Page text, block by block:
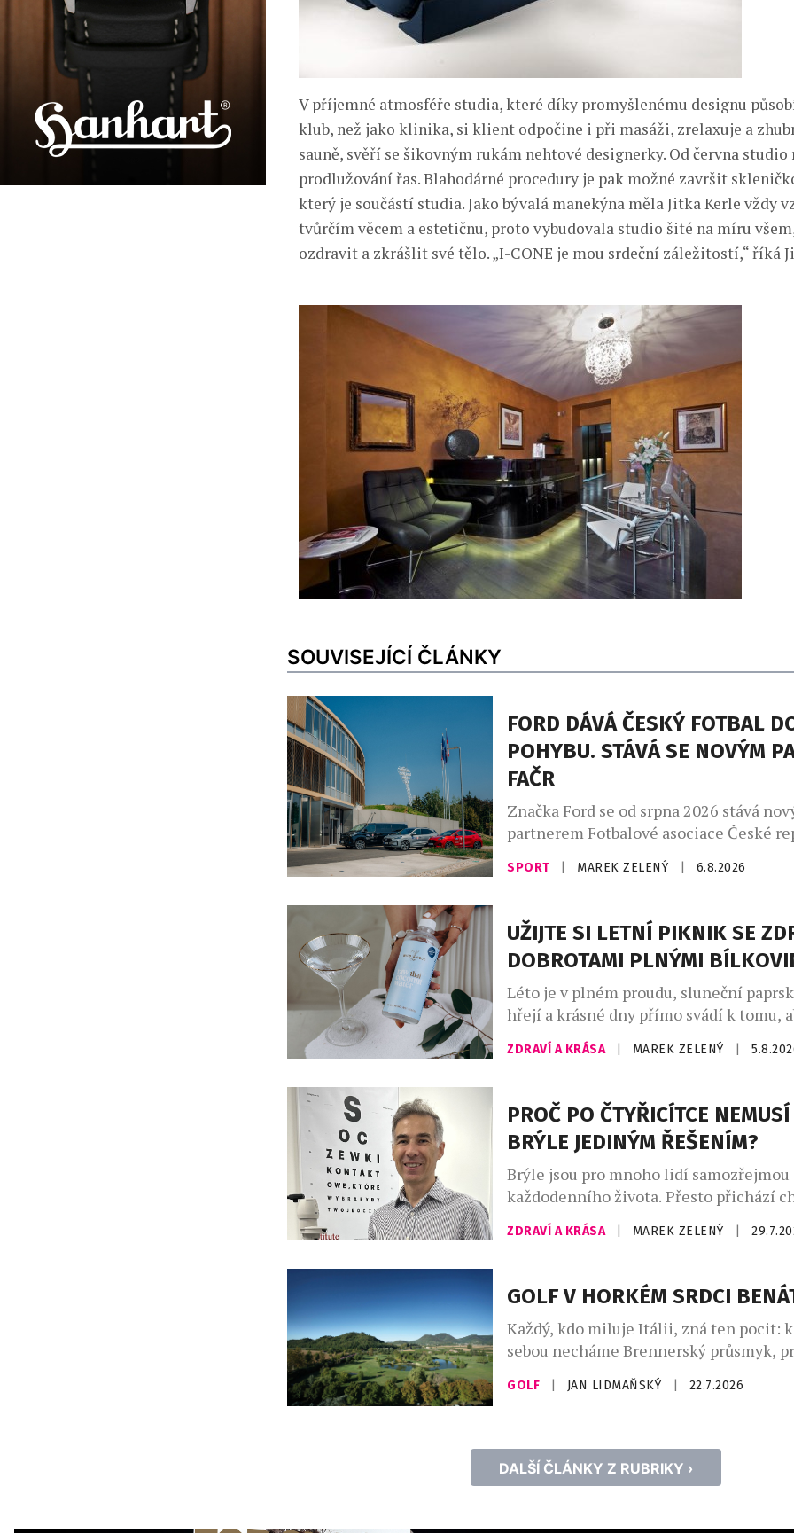
V příjemné atmosféře studia, které díky promyšlenému designu
klub, než jako klinika, si klient odpočine i při masáži, zrelaxuje a
sauně, svěří se šikovným rukám nehtové designerky. Od června studio
prodlužování řas. Blahodárné procedury je pak možné završit
který je součástí studia. Jako bývalá manekýna měla Jitka Kerle vždy
tvůrčím věcem a estetičnu, proto vybudovala studio šité na míru
ozdravit a zkrášlit své tělo. „I-CONE je mou srdeční záležitostí,“ říká
SOUVISEJÍCÍ ČLÁNKY
FORD DÁVÁ ČESKÝ FOTBAL
POHYBU. STÁVÁ SE NOVÝM
FAČR
Značka Ford se od srpna 2026 stává
partnerem Fotbalové asociace České
rámci tříleté spolupráce zajistí
reprezentačních týmů i českého
fotbal do pohybu“, propojuje praktickou
ambicí podílet se na dlouhodobé
fotbalového prostředí. Ford vstupuje do
fotbalu v […]
SPORT MAREK ZELENÝ 6.8.2026
UŽIJTE SI LETNÍ PIKNIK SE
DOBROTAMI PLNÝMI
Léto je v plném proudu, sluneční
hřejí a krásné dny přímo svádí k tomu,
trávili čas venku. A co k pravému létu
dokonalý piknik a dobré a zdravé
inovátorů a milovníků zdravého
Atrey a Kateřina Rae. […]
ZDRAVÍ A KRÁSA MAREK ZELENÝ
PROČ PO ČTYŘICÍTCE
BRÝLE JEDINÝM ŘEŠENÍM?
Brýle jsou pro mnoho lidí samozřejmou
každodenního života. Přesto přichází
začnou být spíše omezením než
Zejména po čtyřicítce, kdy se objevuje
zaostřovat na blízko, mnoho lidí
několika párů brýlí není vždy
Paradoxně si řada z nich ani
ZDRAVÍ A KRÁSA MAREK ZELENÝ
GOLF V HORKÉM SRDCI
Každý, kdo miluje Itálii, zná ten pocit:
sebou necháme Brennerský průsmyk,
Alpy, a hory najednou vystřídá
sahá až k horizontu – a zde už začíná
dohodil jižně od Padovy […]
GOLF JAN LIDMAŇSKÝ 22.7.2026
DALŠÍ ČLÁNKY Z RUBRIKY ›